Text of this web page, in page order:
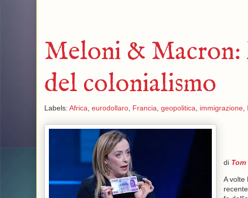
Meloni & Macron:
del colonialismo
Labels: Africa, eurodollaro, Francia, geopolitica, immigrazione,
di
A volte